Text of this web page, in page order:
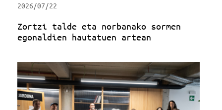
2026/07/22
Zortzi talde eta norbanako sormen
egonaldien hautatuen artean